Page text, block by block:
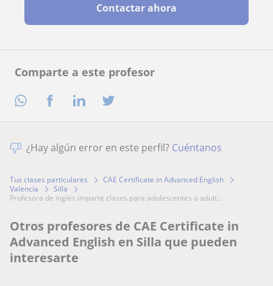
Comparte a este profesor
Contactar ahora
¿Hay algún error en este perfil? Cuéntanos
Tus clases particulares
CAE Certificate in Advanced English
Valencia
Silla
profesora de inglés imparte clases para adolescentes o adult...
Otros profesores de CAE Certificate in
Advanced English en Silla que pueden
interesarte